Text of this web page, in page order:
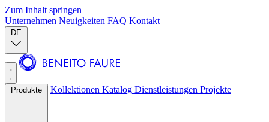
Zum Inhalt springen
Unternehmen Neuigkeiten FAQ Kontakt
DE
Produkte Kollektionen Katalog Dienstleistungen Projekte